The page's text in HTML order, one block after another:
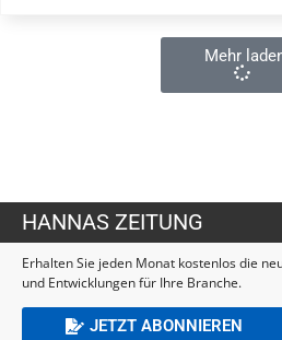
Mehr
HANNAS ZEITUNG
Erhalten Sie jeden Monat kostenlos die
und Entwicklungen für Ihre Branche.
JETZT ABONNIEREN